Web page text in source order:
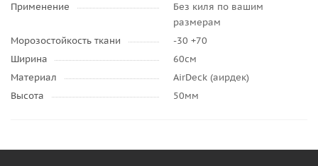
Применение
Без киля по вашим
размерам
Морозостойкость ткани
-30 +70
Ширина
60см
Материал
AirDeck (аирдек)
Высота
50мм